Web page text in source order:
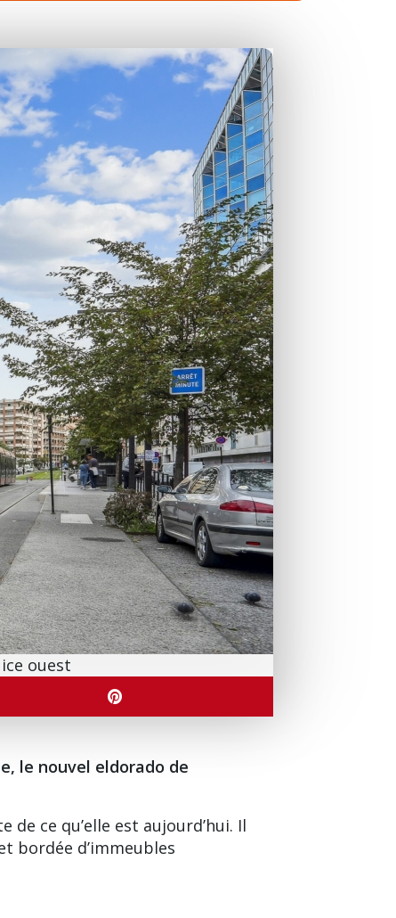
ouest
le nouvel eldorado de
de ce qu’elle est aujourd’hui. Il
bordée d’immeubles